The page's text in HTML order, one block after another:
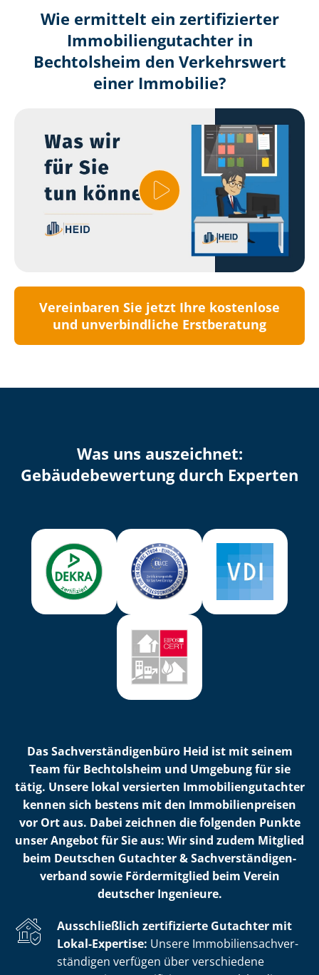
Wie ermittelt ein zertifizierter
Immobilien­gutachter in
Bechtolsheim den Verkehrswert
einer Immobilie?
Vereinbaren Sie jetzt Ihre kostenlose
und unverbindliche Erstberatung
Was uns auszeichnet:
Ge­bäu­de­be­wer­tung durch Experten
Das Sach­ver­stän­di­gen­bü­ro Heid ist mit seinem
Team für Bechtolsheim und Umgebung für sie
tätig. Unsere lokal versierten Im­mo­bi­li­en­gut­ach­ter
kennen sich bestens mit den Im­mo­bi­li­en­prei­sen
vor Ort aus. Dabei zeichnen die folgenden Punkte
unser Angebot für Sie aus: Wir sind zudem Mitglied
beim Deutschen Gutachter & Sach­ver­stän­di­gen­
ver­band sowie Fördermitglied beim Verein
deutscher Ingenieure.
Ausschließlich zertifizierte Gutachter mit
Lokal-Expertise: Unsere Im­mo­bi­li­en­sach­ver­
stän­di­gen verfügen über verschiedene